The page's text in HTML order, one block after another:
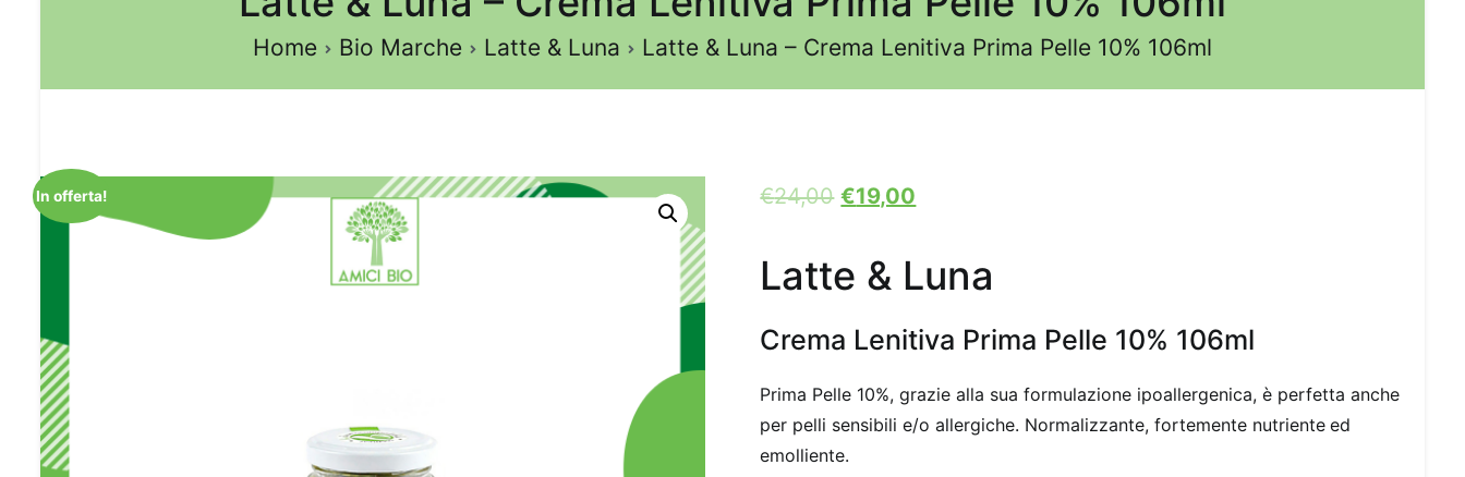
Home Bio Marche Latte & Luna Latte & Luna – Crema Lenitiva Prima Pelle 10% 106ml
In offerta! €24,00 €19,00
Latte & Luna
Crema Lenitiva Prima Pelle 10% 106ml
Prima Pelle 10%, grazie alla sua formulazione ipoallergenica, è perfetta anche
per pelli sensibili e/o allergiche. Normalizzante, fortemente nutriente ed
emolliente.